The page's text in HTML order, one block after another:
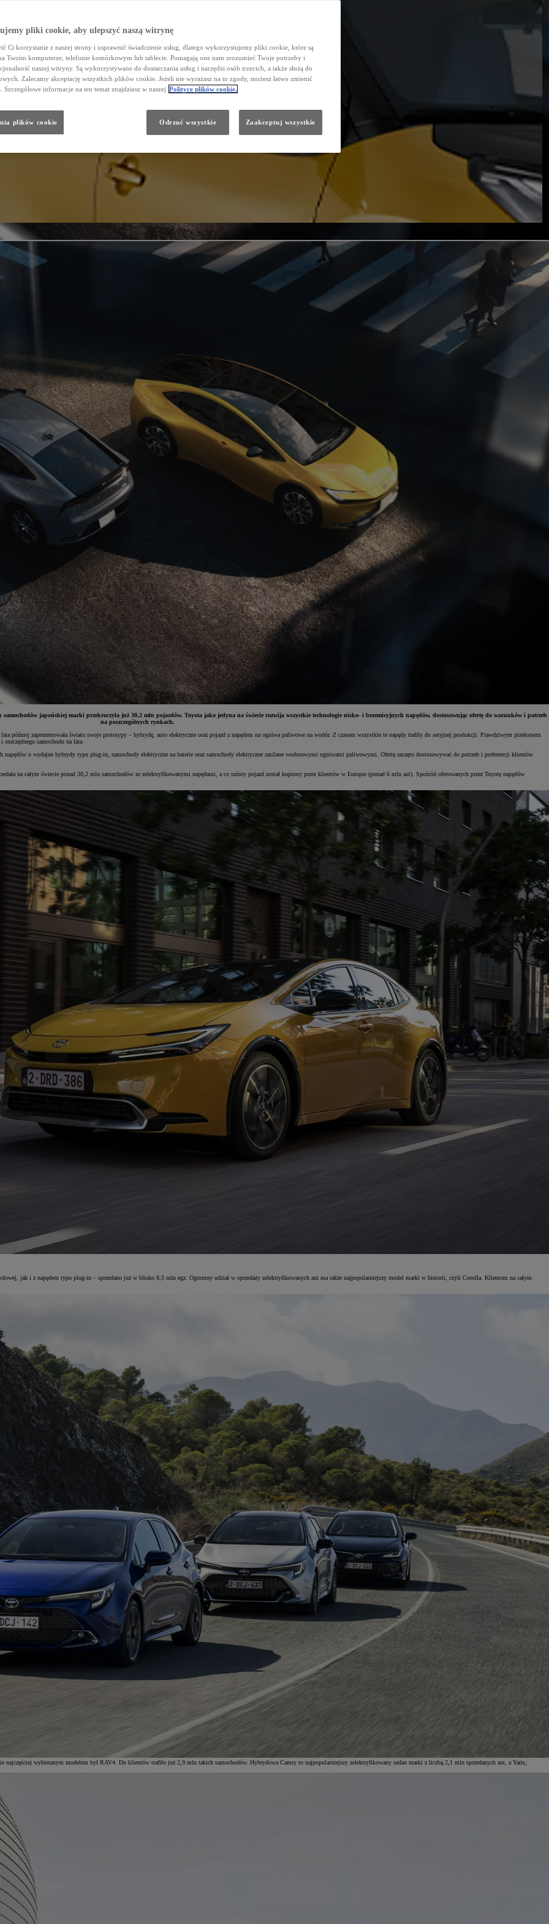
japońskiej marki przekroczyła już 30,2 mln pojazdów. Toyota jako jedyna na świecie rozwija wszystkie technologie nisko- i bezemisyjnych napędów, dostosowując ofertę do warunków i potrzeb
na poszczególnych rynkach.
zaprezentowała światu swoje prototypy – hybrydę, auto elektryczne oraz pojazd z napędem na ogniwa paliwowe na wodór. Z czasem wszystkie te napędy trafiły do seryjnej produkcji. Prawdziwym przełomem
samochodu na lata.
o wydajne hybrydy typu plug-in, samochody elektryczne na baterie oraz samochody elektryczne zasilane wodorowymi ogniwami paliwowymi. Ofertę zaczęto dostosowywać do potrzeb i preferencji klientów
na całym świecie ponad 30,2 mln samochodów ze zelektryfikowanymi napędami, a co szósty pojazd został kupiony przez klientów w Europie (ponad 6 mln aut). Spośród oferowanych przez Toyotę napędów
jak i z napędem typu plug-in – sprzedano już w blisko 8,5 mln egz. Ogromny udział w sprzedaży zelektryfikowanych aut ma także najpopularniejszy model marki w historii, czyli Corolla. Klientom na całym
najczęściej wybieranym modelem był RAV4. Do klientów trafiło już 2,9 mln takich samochodów. Hybrydowa Camry to najpopularniejszy zelektryfikowany sedan marki z liczbą 2,1 mln sprzedanych aut, a Yaris,
pliki cookie, aby ulepszyć naszą witrynę
Ci korzystanie z naszej strony i usprawnić świadczenie usług, dlatego wykorzystujemy pliki cookie, które są
Twoim komputerze, telefonie komórkowym lub tablecie. Pomagają one nam zrozumieć Twoje potrzeby i
naszej witryny. Są wykorzystywane do dostarczania usług i narzędzi osób trzecich, a także służą do
Zalecamy akceptację wszystkich plików cookie. Jeżeli nie wyrażasz na to zgody, możesz łatwo zmienić
Szczegółowe informacje na ten temat znajdziesz w naszej Polityce plików cookie.
plików cookie Odrzuć wszystkie Zaakceptuj wszystkie